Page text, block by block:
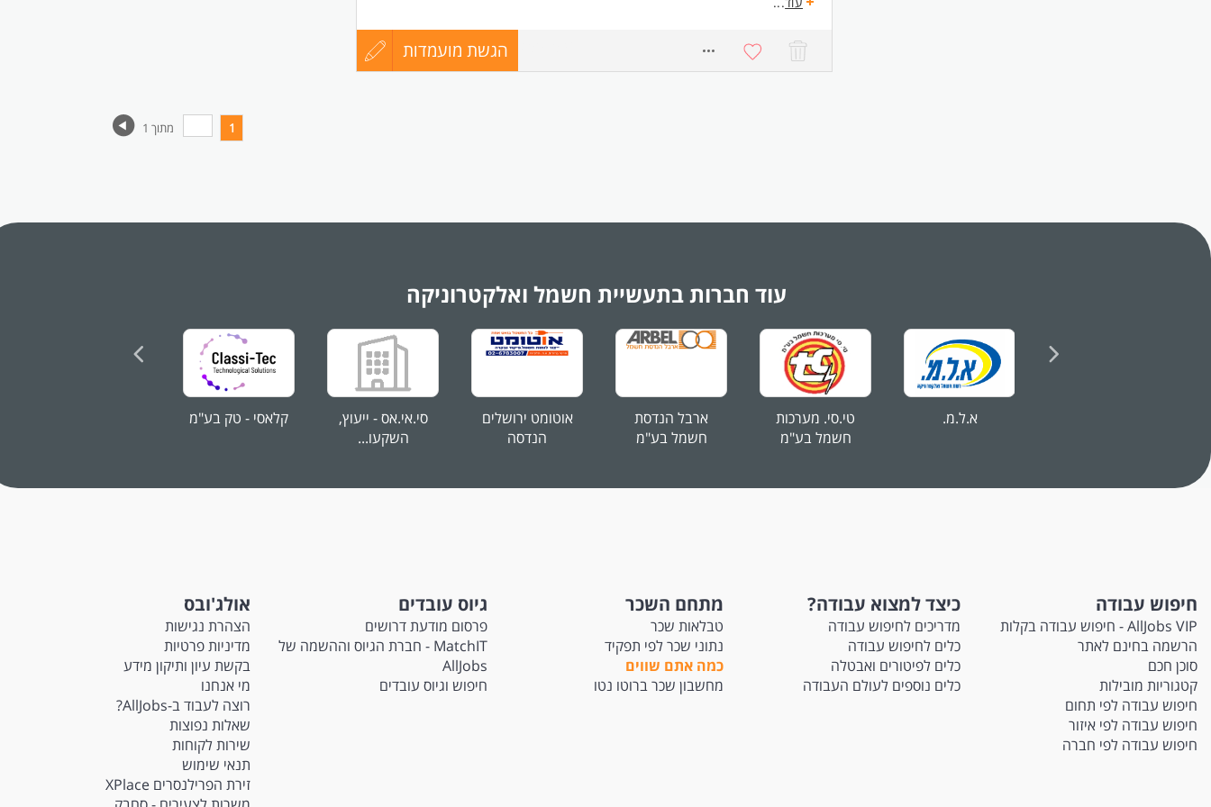
דרישות:
יתרון משמעותי - היכרות עם מערכות מתח נמוך - מצלמות, אזעקות וכו
הגשת מועמדות
עדכון
מתוך 1 1
עוד חברות בתעשיית חשמל ואלקטרוניקה
א.ל.מ.
טי.סי. מערכות
חשמל בע"מ
ארבל הנדסת
חשמל בע"מ
אוטומט ירושלים
הנדסה
סי.אי.אס - ייעוץ,
השקעו...
קלאסי - טק בע"מ
חיפוש עבודה
AllJobs VIP - חיפוש עבודה בקלות
הרשמה בחינם לאתר
סוכן חכם
קטגוריות מובילות
חיפוש עבודה לפי תחום
חיפוש עבודה לפי איזור
חיפוש עבודה לפי חברה
כיצד למצוא עבודה?
מדריכים לחיפוש עבודה
כלים לחיפוש עבודה
כלים לפיטורים ואבטלה
כלים נוספים לעולם העבודה
מתחם השכר
טבלאות שכר
נתוני שכר לפי תפקיד
כמה אתם שווים
מחשבון שכר ברוטו נטו
גיוס עובדים
פרסום מודעת דרושים
MatchIT - חברת הגיוס וההשמה של
AllJobs
חיפוש וגיוס עובדים
אולג'ובס
הצהרת נגישות
מדיניות פרטיות
בקשת עיון ותיקון מידע
מי אנחנו
רוצה לעבוד ב-AllJobs?
שאלות נפוצות
שירות לקוחות
תנאי שימוש
זירת הפרילנסרים XPlace